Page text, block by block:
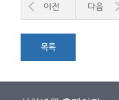
이전 다음
목록